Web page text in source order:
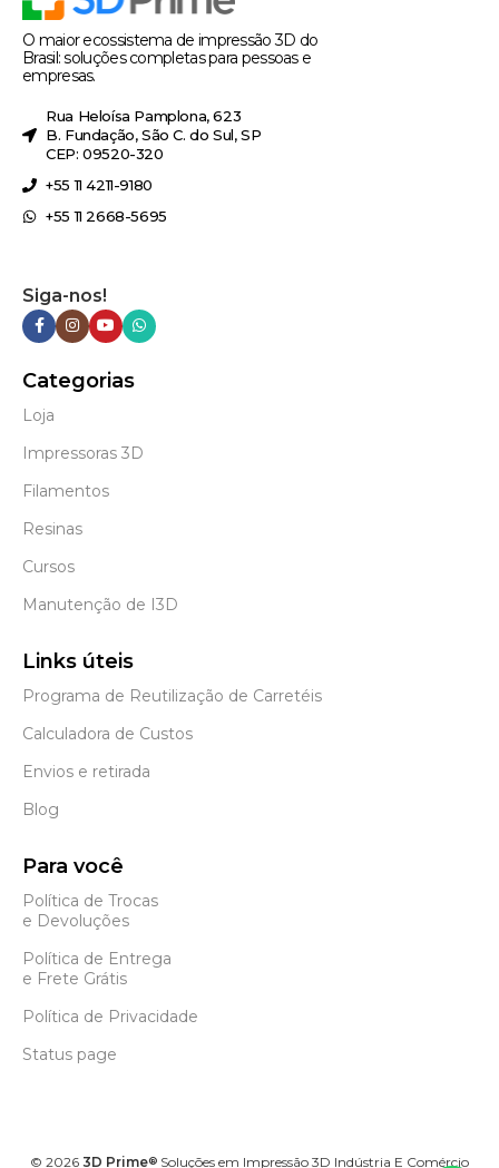
O maior ecossistema de impressão 3D do
Brasil: soluções completas para pessoas e
empresas.
Rua Heloísa Pamplona, 623
B. Fundação, São C. do Sul, SP
CEP: 09520-320
+55 11 4211-9180
+55 11 2668-5695
Siga-nos!
Categorias
Loja
Impressoras 3D
Filamentos
Resinas
Cursos
Manutenção de I3D
Links úteis
Programa de Reutilização de Carretéis
Calculadora de Custos
Envios e retirada
Blog
Para você
Política de Trocas
e Devoluções
Política de Entrega
e Frete Grátis
Política de Privacidade
Status page
© 2026 3D Prime® Soluções em Impressão 3D Indústria E Comércio